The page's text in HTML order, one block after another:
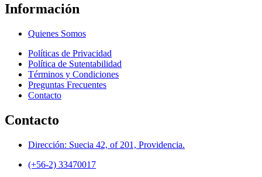
Información
Quienes Somos
Políticas de Privacidad
Política de Sutentabilidad
Términos y Condiciones
Preguntas Frecuentes
Contacto
Contacto
Dirección: Suecia 42, of 201, Providencia.
(+56-2) 33470017